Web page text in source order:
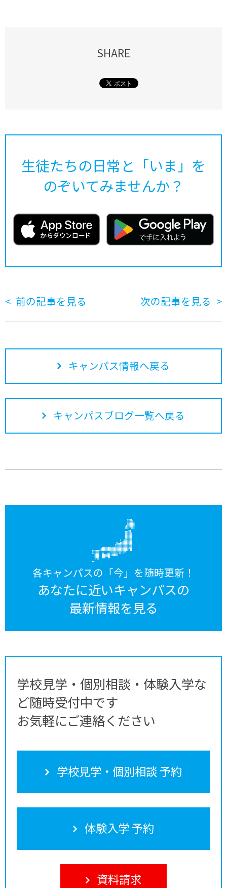
SHARE
生徒たちの日常と「いま」を
のぞいてみませんか？
前の記事を見る 次の記事を見る
キャンパス情報へ戻る
キャンパスブログ一覧へ戻る
各キャンパスの「今」を随時更新！
あなたに近いキャンパスの
最新情報を見る
学校見学・個別相談・体験入学な
ど随時受付中です
お気軽にご連絡ください
学校見学・個別相談 予約
体験入学 予約
資料請求